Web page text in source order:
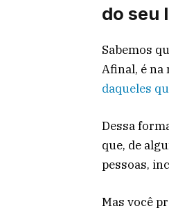
do seu
Sabemos
Afinal, é na
daqueles
Dessa
que, de
pessoas,
Mas você